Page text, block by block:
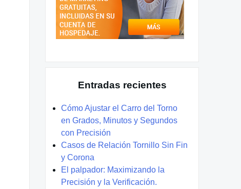
Entradas recientes
Cómo Ajustar el Carro del Torno
en Grados, Minutos y Segundos
con Precisión
Casos de Relación Tornillo Sin Fin
y Corona
El palpador: Maximizando la
Precisión y la Verificación.